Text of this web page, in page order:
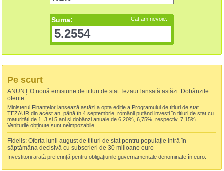
Suma: Cat am nevoie:
Pe scurt
ANUNȚ O nouă emisiune de titluri de stat Tezaur lansată astăzi. Dobânzile
oferite
Ministerul Finanțelor lansează astăzi a opta ediție a Programului de titluri de stat
TEZAUR din acest an, până în 4 septembrie, românii putând investi în titluri de stat cu
maturități de 1, 3 și 5 ani și dobânzi anuale de 6,20%, 6,75%, respectiv, 7,15%.
Veniturile obținute sunt neimpozabile.
Fidelis: Oferta lunii august de titluri de stat pentru populație intră în
săptămâna decisivă cu subscrieri de 30 milioane euro
Investitorii arată preferință pentru obligațiunile guvernamentale denominate în euro.